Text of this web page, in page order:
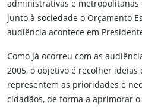
administrativas e metropolitanas
junto à sociedade o Orçamento
audiência acontece em
Como já ocorreu com as
2005, o objetivo é recolher
representem as prioridades e
cidadãos, de forma a aprimorar